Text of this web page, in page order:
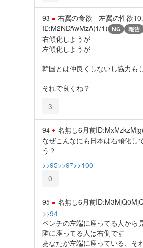
93 右翼の食欲 左翼の性欲10
ID:M2NDAwMzA(1/1) NG 報告
右傾化しようが
左傾化しようが
韓国とは仲良くしないし協力も
それで良くね？
3
94 名無し6月前
なぜこんなにも日本は右傾化し
う？
>>95>>97>>100
0
95 名無し6月前
>>94
ベンチの左端に座ってる人から
隣に座ってる人は右側です
あなたが左端に座っている、そ